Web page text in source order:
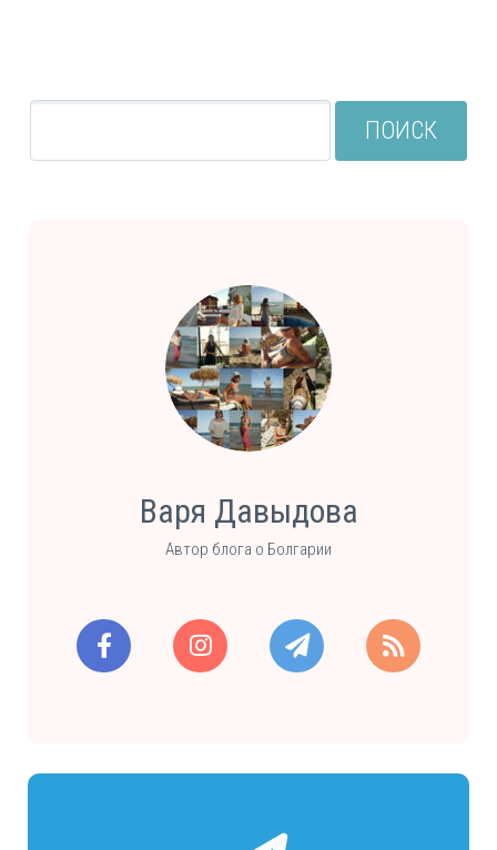
ПОИСК
Варя Давыдова
Автор блога о Болгарии